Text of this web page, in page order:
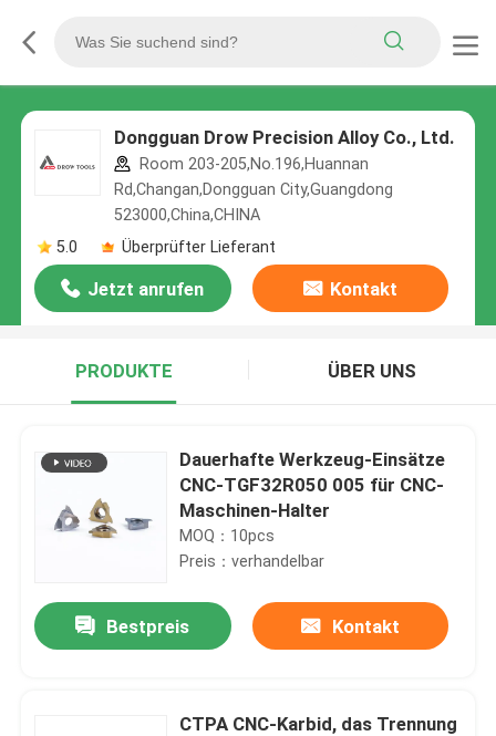
Dongguan Drow Precision Alloy Co., Ltd.
Room 203-205,No.196,Huannan
Rd,Changan,Dongguan City,Guangdong
523000,China,CHINA
5.0
Überprüfter Lieferant
Jetzt anrufen Kontakt
PRODUKTE ÜBER UNS
Dauerhafte Werkzeug-Einsätze
CNC-TGF32R050 005 für CNC-
Maschinen-Halter
MOQ：10pcs
Preis：verhandelbar
Bestpreis Kontakt
CTPA CNC-Karbid, das Trennung